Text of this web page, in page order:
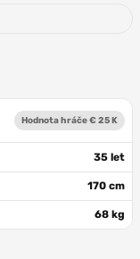
Hodnota hráče € 25 K
35 let
170 cm
68 kg